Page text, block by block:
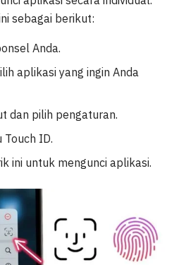
sebagai berikut:
Anda.
aplikasi yang ingin Anda
dan pilih pengaturan.
Touch ID.
ini untuk mengunci aplikasi.